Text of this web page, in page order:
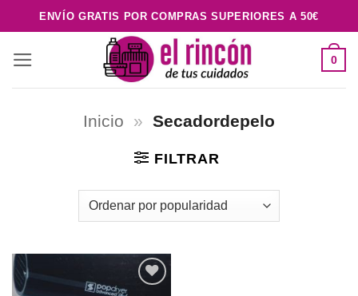
al
contenido
ENVÍO GRATIS POR COMPRAS SUPERIORES A 50€
0
Inicio » Secadordepelo
FILTRAR